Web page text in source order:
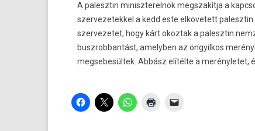
A palesztin miniszterelnök megszakítja a
szervezetekkel a kedd este elkövetett
szervezetet, hogy kárt okoztak a palesztin
buszrobbantást, amelyben az öngyilkos
megsebesültek. Abbász elítélte a merényletet,